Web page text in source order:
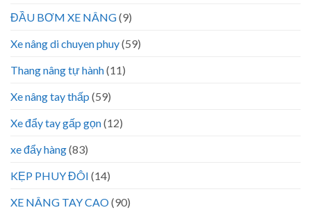
ĐẦU BƠM XE NÂNG(9)
Xe nâng di chuyen phuy(59)
Thang nâng tự hành(11)
Xe nâng tay thấp (59)
Xe đẩy tay gấp gọn(12)
xe đẩy hàng(83)
KẸP PHUY ĐÔI (14)
XE NÂNG TAY CAO(90)